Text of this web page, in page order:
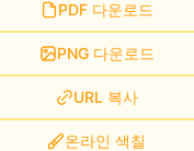
PDF 다운로드
PNG 다운로드
URL 복사
온라인 색칠